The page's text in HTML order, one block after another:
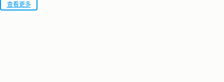
查看更多